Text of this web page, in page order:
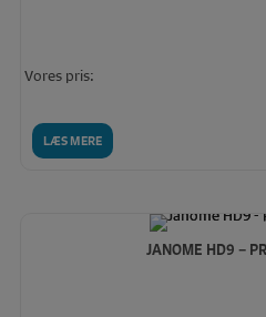
LÆS MERE
Vores pris:
JANOME HD9 –